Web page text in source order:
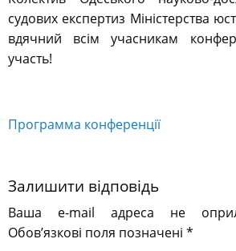
судових експертиз Міністерства
вдячний всім учасникам
участь!
Программа конференції
Залишити відповідь
Ваша e-mail адреса не
Обов’язкові поля позначені *